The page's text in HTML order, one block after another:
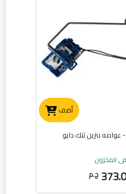
أضف
في المخزون
ج.م